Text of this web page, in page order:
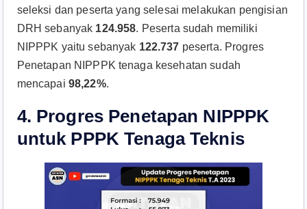
seleksi dan peserta yang selesai melakukan pengisian
DRH sebanyak 124.958. Peserta sudah memiliki
NIPPPK yaitu sebanyak 122.737 peserta. Progres
Penetapan NIPPPK tenaga kesehatan sudah
mencapai 98,22%.
4. Progres Penetapan NIPPPK
untuk PPPK Tenaga Teknis